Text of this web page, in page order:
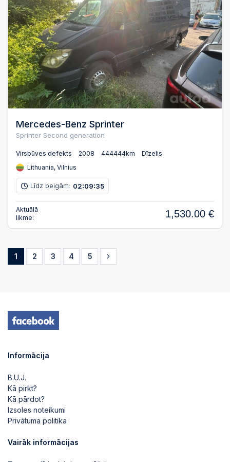
Mercedes-Benz Sprinter
Sprinter Second generation
Virsbūves defekts 2008 444444km
Dīzelis
Lithuania, Vilnius
Līdz beigām: 02:09:34
Aktuālā
likme:
1,530.00 €
1 2 3 4 5
Informācija
B.U.J.
Kā pirkt?
Kā pārdot?
Izsoles noteikumi
Privātuma politika
Vairāk informācijas